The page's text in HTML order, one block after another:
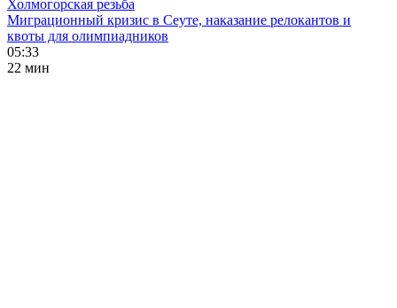
Холмогорская резьба
Миграционный кризис в Сеуте, наказание релокантов и
квоты для олимпиадников
05:33
22 мин